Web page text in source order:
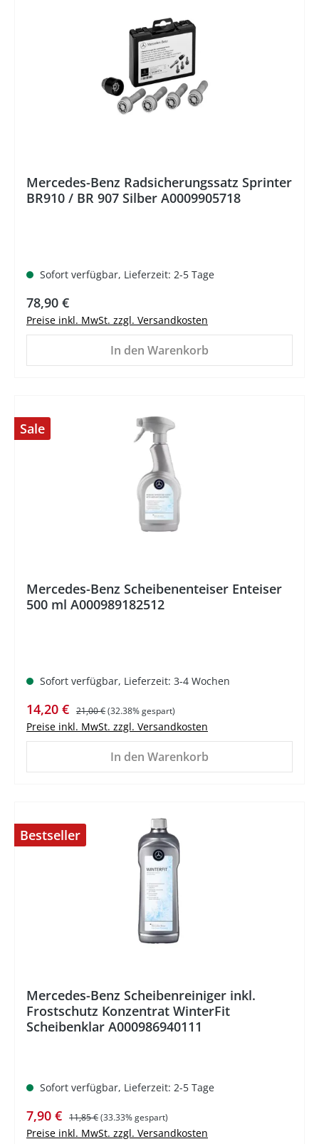
Mercedes-Benz Radsicherungssatz Sprinter
BR910 / BR 907 Silber A0009905718
Sofort verfügbar, Lieferzeit: 2-5 Tage
Regulärer Preis:
78,90 €
Preise inkl. MwSt. zzgl. Versandkosten
In den Warenkorb
Sale
Mercedes-Benz Scheibenenteiser Enteiser
500 ml A000989182512
Sofort verfügbar, Lieferzeit: 3-4 Wochen
Verkaufspreis:
14,20 € Regulärer Preis:
21,00 €(32.38% gespart)
Preise inkl. MwSt. zzgl. Versandkosten
In den Warenkorb
Bestseller
Mercedes-Benz Scheibenreiniger inkl.
Frostschutz Konzentrat WinterFit
Scheibenklar A000986940111
Sofort verfügbar, Lieferzeit: 2-5 Tage
Verkaufspreis:
7,90 € Regulärer Preis:
11,85 €(33.33% gespart)
Preise inkl. MwSt. zzgl. Versandkosten